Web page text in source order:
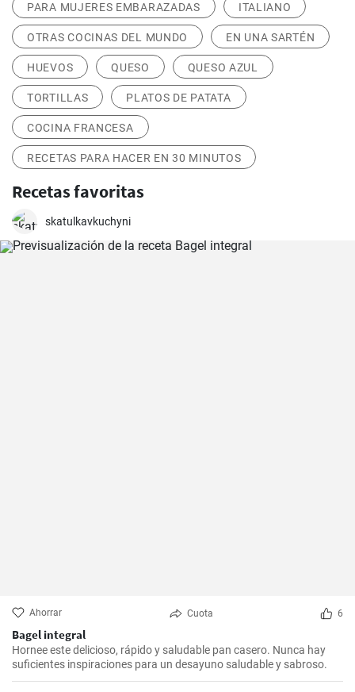
PARA MUJERES EMBARAZADAS ITALIANO
OTRAS COCINAS DEL MUNDO EN UNA SARTÉN
HUEVOS QUESO QUESO AZUL
TORTILLAS PLATOS DE PATATA
COCINA FRANCESA
RECETAS PARA HACER EN 30 MINUTOS
Recetas favoritas
skatulkavkuchyni
Ahorrar Cuota 6
Bagel integral
Hornee este delicioso, rápido y saludable pan casero. Nunca hay
suficientes inspiraciones para un desayuno saludable y sabroso.